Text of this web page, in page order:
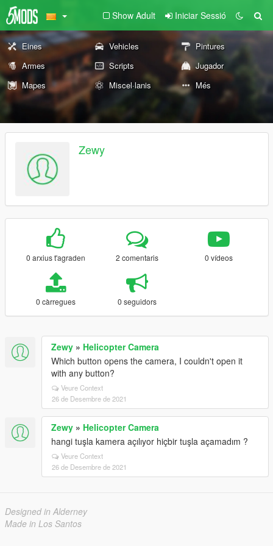
Show Adult Iniciar Sessió
Eines Vehicles
Pintures
Armes
Scripts
Jugador
Mapes
Miscel·lanis Més
Zewy
0 arxius t'agraden 2 comentaris 0 vídeos
0 càrregues 0 seguidors
Zewy » Helicopter Camera
Which button opens the camera, I couldn't open it
with any button?
Veure Context
26 de Desembre de 2021
Zewy » Helicopter Camera
hangi tuşla kamera açılıyor hiçbir tuşla açamadım ?
Veure Context
26 de Desembre de 2021
Designed in Alderney
Made in Los Santos